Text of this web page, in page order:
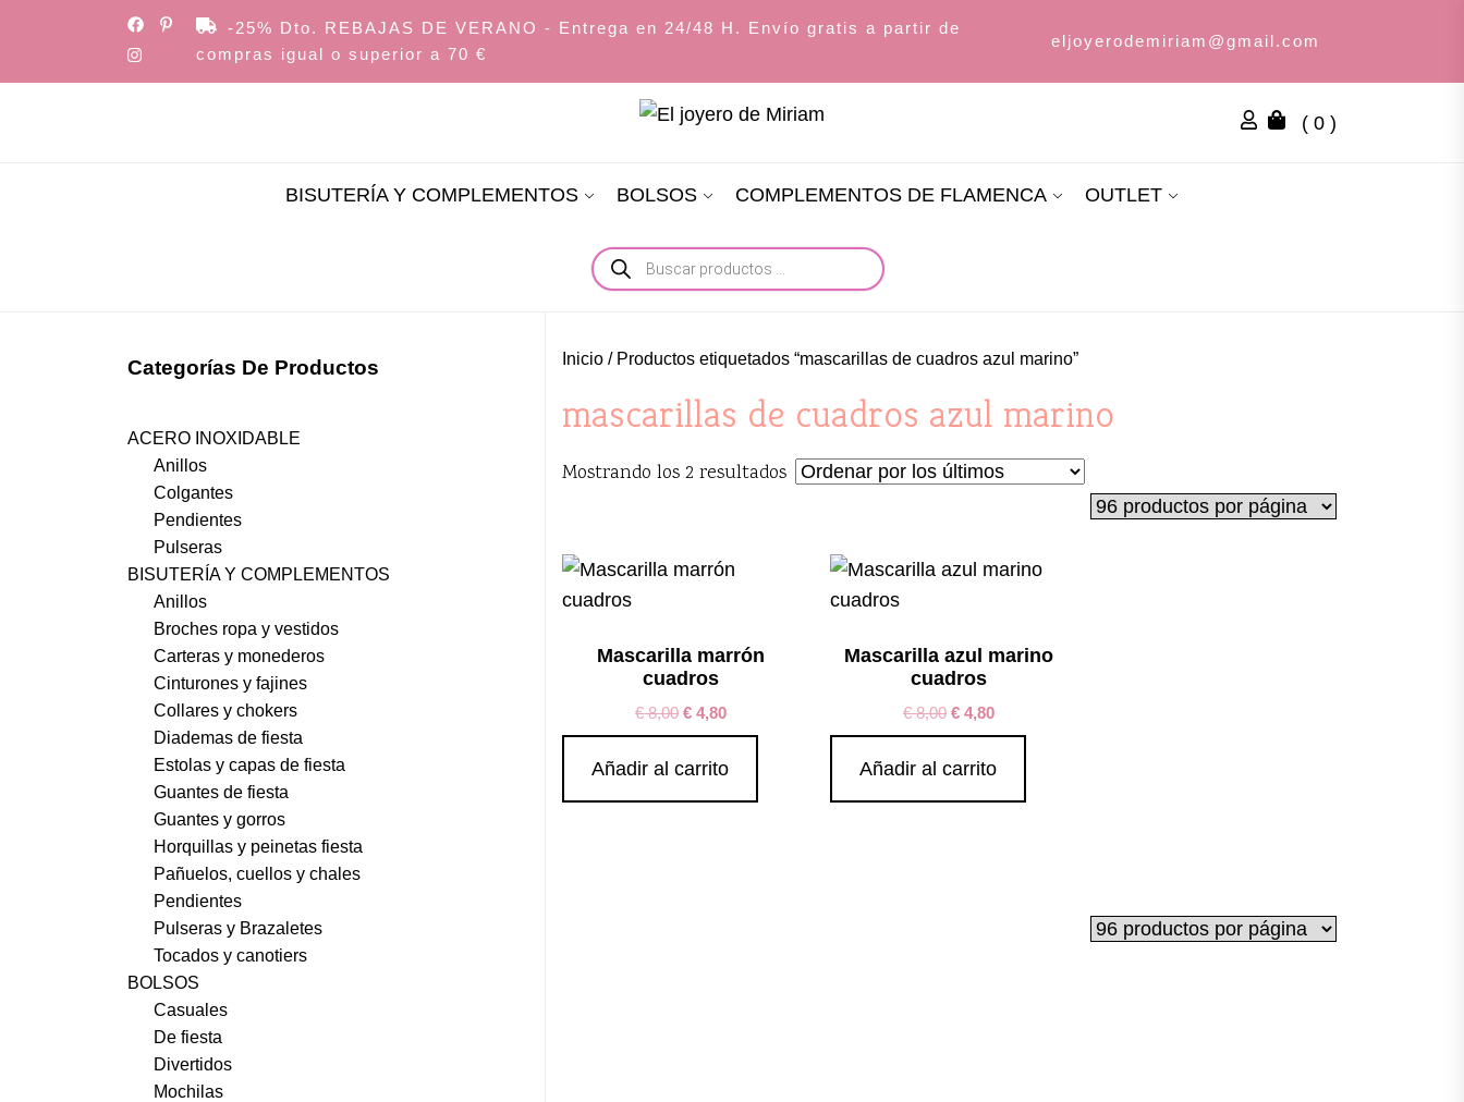
-25% Dto. REBAJAS DE VERANO - Entrega en 24/48 H. Envío gratis a partir de
compras igual o superior a 70 €
eljoyerodemiriam@gmail.com
joyero
Miriam
( 0 )
BISUTERÍA Y COMPLEMENTOS BOLSOS COMPLEMENTOS DE FLAMENCA OUTLET
Búsqueda
de
productos
Inicio / Productos etiquetados “mascarillas de cuadros azul marino”
mascarillas de cuadros azul marino
Mostrando los 2 resultadosOrdenado
últimos
Mascarilla marrón
cuadros
€8,00 € 4,80
Añadir al carrito
Mascarilla azul marino
cuadros
€8,00 €4,80
Añadir al carrito
Categorías De Productos
ACERO INOXIDABLE
Anillos
Colgantes
Pendientes
Pulseras
BISUTERÍA Y COMPLEMENTOS
Anillos
Broches ropa y vestidos
Carteras y monederos
Cinturones y fajines
Collares y chokers
Diademas de fiesta
Estolas y capas de fiesta
Guantes de fiesta
Guantes y gorros
Horquillas y peinetas fiesta
Pañuelos, cuellos y chales
Pendientes
Pulseras y Brazaletes
Tocados y canotiers
BOLSOS
Casuales
De fiesta
Divertidos
Mochilas